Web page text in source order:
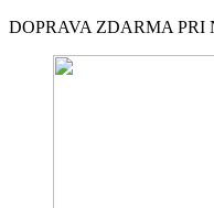
DOPRAVA ZDARMA PRI